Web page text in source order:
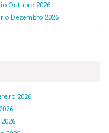
Outubro 2026
Dezembro 2026
2026